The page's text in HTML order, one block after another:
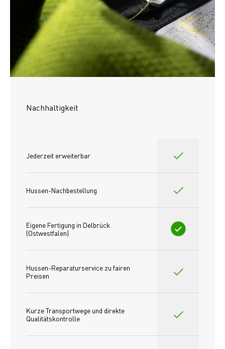
Nachhaltigkeit
Jederzeit erweiterbar
Hussen-Nachbestellung
Eigene Fertigung in Delbrück
(Ostwestfalen)
Hussen-Reparaturservice zu fairen
Preisen​
Kurze Transportwege und direkte
Qualitätskontrolle